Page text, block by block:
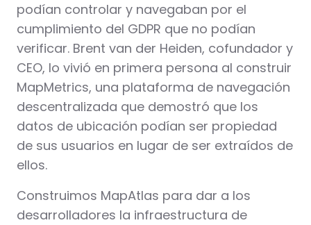
podían controlar y navegaban por el
cumplimiento del GDPR que no podían
verificar. Brent van der Heiden, cofundador y
CEO, lo vivió en primera persona al construir
MapMetrics, una plataforma de navegación
descentralizada que demostró que los
datos de ubicación podían ser propiedad
de sus usuarios en lugar de ser extraídos de
ellos.
Construimos MapAtlas para dar a los
desarrolladores la infraestructura de